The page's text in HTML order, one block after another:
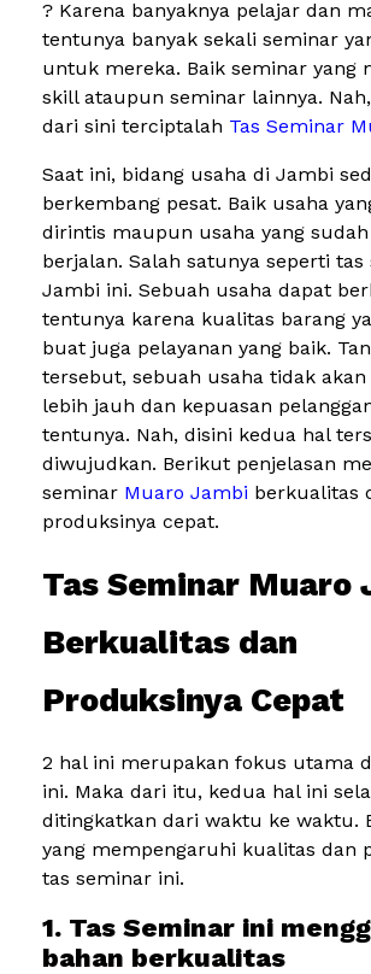
? Karena banyaknya pelajar dan
tentunya banyak sekali seminar
untuk mereka. Baik seminar yang
skill ataupun seminar lainnya.
dari sini terciptalah Tas Seminar
Saat ini, bidang usaha di Jambi
berkembang pesat. Baik usaha
dirintis maupun usaha yang
berjalan. Salah satunya seperti tas
Jambi ini. Sebuah usaha dapat
tentunya karena kualitas barang
buat juga pelayanan yang baik.
tersebut, sebuah usaha tidak akan
lebih jauh dan kepuasan
tentunya. Nah, disini kedua hal
diwujudkan. Berikut penjelasan
seminar Muaro Jambi berkualitas
produksinya cepat.
Tas Seminar Muaro
Berkualitas dan
Produksinya Cepat
2 hal ini merupakan fokus utama
ini. Maka dari itu, kedua hal ini
ditingkatkan dari waktu ke waktu.
yang mempengaruhi kualitas dan
tas seminar ini.
1. Tas Seminar ini
bahan berkualitas